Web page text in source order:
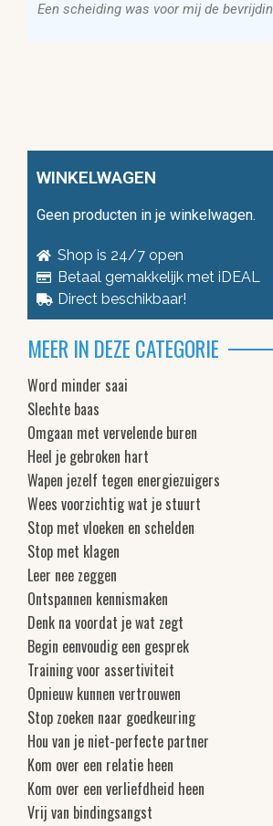
Een scheiding was voor mij de
WINKELWAGEN
Geen producten in je winkelwagen.
Shop is 24/7 open
Betaal gemakkelijk met iDEAL
Direct beschikbaar!
MEER IN DEZE CATEGORIE
Word minder saai
Slechte baas
Omgaan met vervelende buren
Heel je gebroken hart
Wapen jezelf tegen energiezuigers
Wees voorzichtig wat je stuurt
Stop met vloeken en schelden
Stop met klagen
Leer nee zeggen
Ontspannen kennismaken
Denk na voordat je wat zegt
Begin eenvoudig een gesprek
Training voor assertiviteit
Opnieuw kunnen vertrouwen
Stop zoeken naar goedkeuring
Hou van je niet-perfecte partner
Kom over een relatie heen
Kom over een verliefdheid heen
Vrij van bindingsangst